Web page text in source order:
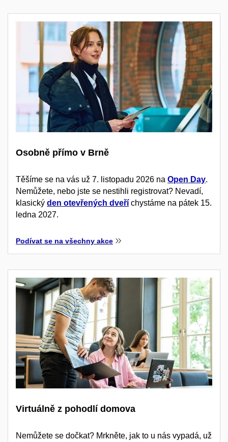
Osobně přímo v Brně
Těšíme se na vás už 7. listopadu 2026 na Open Day.
Nemůžete, nebo jste se nestihli registrovat? Nevadí,
klasický den otevřených dveří chystáme na pátek 15.
ledna 2027.
Podívat se na všechny akce
Virtuálně z pohodlí domova
Nemůžete se dočkat? Mrkněte, jak to u nás vypadá, už